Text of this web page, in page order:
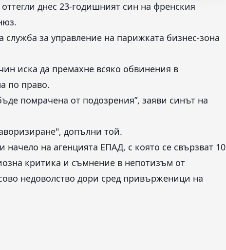
днес 23-годишният син на френския
за управление на парижката бизнес-зона
иска да премахне всяко обвинения в
по право.
помрачена от подозрения”, заяви синът на
допълни той.
на агенцията ЕПАД, с която се свързват 10
критика и съмнение в непотизъм от
недоволство дори сред привърженици на